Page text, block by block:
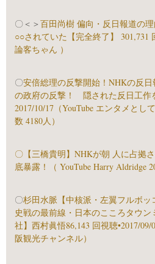
〇＜＞ 百田尚樹 偏向・反日報道の
○○されていた【完全終了】 301,731
論客ちゃん ）
〇安倍総理の反撃開始！NHKの反
の政府の反撃！ 隠された反日工作
2017/10/17（YouTube エンタメと
数 4180人）
〇 【三橋貴明】NHKが朝 人に占拠
底暴露！（ YouTube Harry Aldridge
〇杉田水脈【中核派・左翼フルボ
史戦の最前線・日本のこころタウ
社】西村眞悟86,143 回視聴•2017/09/
阪観光チャンネル）